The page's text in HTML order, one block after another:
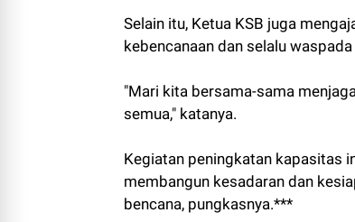
Selain itu, Ketua KSB juga
kebencanaan dan selalu
"Mari kita bersama-sama
semua," katanya.
Kegiatan peningkatan kapasitas
membangun kesadaran dan
bencana, pungkasnya.***